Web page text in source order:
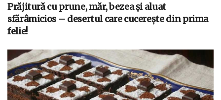
Prăjitură cu prune, măr, bezea și aluat
sfărâmicios – desertul care cucerește din prima
felie!